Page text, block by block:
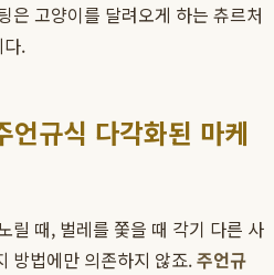
은 고양이를 달려오게 하는 츄르처
.
언규식 다각화된 마케
릴 때, 벌레를 쫓을 때 각기 다른 사
방법에만 의존하지 않죠.주언규